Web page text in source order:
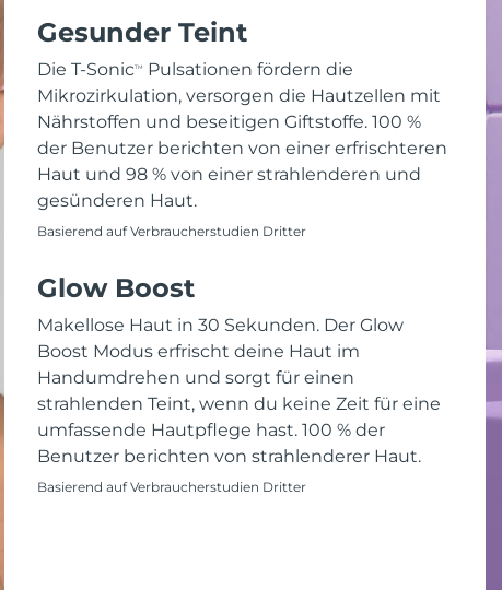
Gesunder Teint
Die T-SonicTM
Pulsationen fördern die
Mikrozirkulation, versorgen die Hautzellen mit
Nährstoffen und beseitigen Giftstoffe. 100 %
der Benutzer berichten von einer erfrischteren
Haut und 98 % von einer strahlenderen und
gesünderen Haut.
Basierend auf Verbraucherstudien Dritter
Glow Boost
Makellose Haut in 30 Sekunden. Der Glow
Boost Modus erfrischt deine Haut im
Handumdrehen und sorgt für einen
strahlenden Teint, wenn du keine Zeit für eine
umfassende Hautpflege hast. 100 % der
Benutzer berichten von strahlenderer Haut.
Basierend auf Verbraucherstudien Dritter